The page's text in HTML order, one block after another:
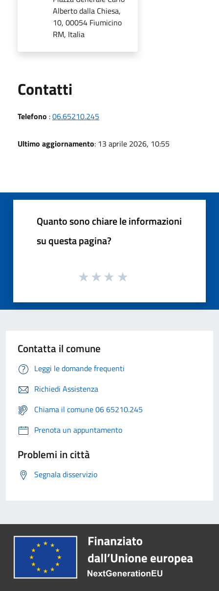
Alberto dalla Chiesa,
10, 00054 Fiumicino
RM, Italia
Contatti
Telefono :06.65210.245
Ultimo aggiornamento: 13 aprile 2026, 10:55
Quanto sono chiare le informazioni
su questa pagina?
Contatta il comune
Leggi le domande frequenti
Richiedi Assistenza
Chiama il comune 06 65210.245
Prenota un appuntamento
Problemi in città
Segnala disservizio